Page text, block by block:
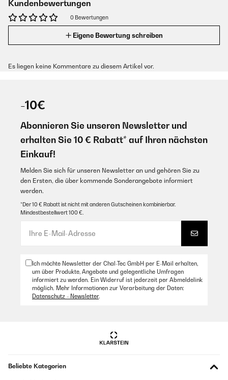
Kundenbewertungen
0 Bewertungen
Eigene Bewertung schreiben
Es liegen keine Kommentare zu diesem Artikel vor.
-10€
Abonnieren Sie unseren Newsletter und
erhalten Sie 10 € Rabatt* auf Ihren nächsten
Einkauf!
Melden Sie sich für unseren Newsletter an und gehören Sie zu
den Ersten, die über kommende Sonderangebote informiert
werden.
*Der 10 € Rabatt ist nicht mit anderen Gutscheinen kombinierbar.
Mindestbestellwert 100 €.
Ich möchte Newsletter der Chal-Tec GmbH per E-Mail erhalten,
um über Produkte, Angebote und gelegentliche Umfragen
informiert zu werden. Ein Widerruf ist jederzeit per Abmeldelink
möglich. Mehr Informationen zur Verarbeitung der Daten:
Datenschutz - Newsletter.
Beliebte Kategorien